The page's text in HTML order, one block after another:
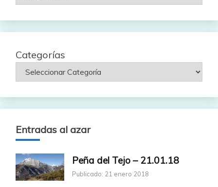
Categorías
Entradas al azar
Peña del Tejo – 21.01.18
Publicado: 21 enero 2018